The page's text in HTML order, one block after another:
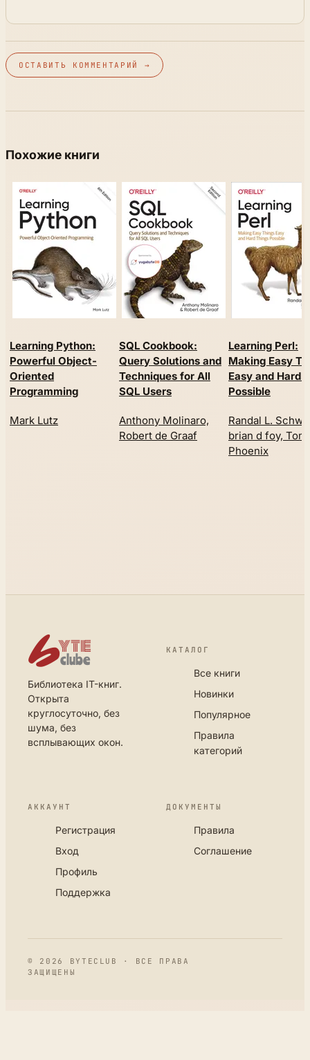
ОСТАВИТЬ КОММЕНТАРИЙ →
Похожие книги
Learning Python:
Powerful Object-
Oriented
Programming
Mark Lutz
SQL Cookbook:
Query Solutions and
Techniques for All
SQL Users
Anthony Molinaro,
Robert de Graaf
Learning Perl:
Making Easy
Easy and Hard
Possible
Randal L.
brian d foy, Tom
Phoenix
Библиотека IT-книг.
Открыта
круглосуточно, без
шума, без
всплывающих окон.
КАТАЛОГ
Все книги
Новинки
Популярное
Правила
категорий
АККАУНТ
Регистрация
Вход
Профиль
Поддержка
ДОКУМЕНТЫ
Правила
Соглашение
© 2026 BYTECLUB · ВСЕ ПРАВА
ЗАЩИЩЕНЫ